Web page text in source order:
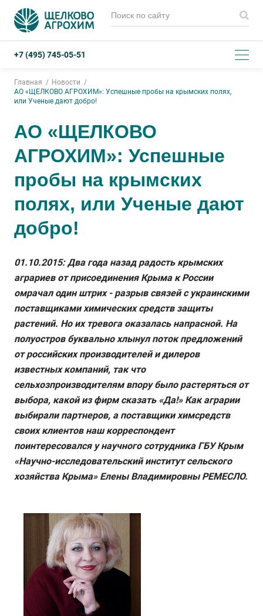
+7 (495) 745-05-51
Главная
Новости
АО «ЩЕЛКОВО АГРОХИМ»: Успешные пробы на крымских полях,
или Ученые дают добро!
АО «ЩЕЛКОВО
АГРОХИМ»: Успешные
пробы на крымских
полях, или Ученые дают
добро!
01.10.2015: Два года назад радость крымских
аграриев от присоединения Крыма к России
омрачал один штрих - разрыв связей с украинскими
поставщиками химических средств защиты
растений. Но их тревога оказалась напрасной. На
полуостров буквально хлынул поток предложений
от российских производителей и дилеров
известных компаний, так что
сельхозпроизводителям впору было растеряться от
выбора, какой из фирм сказать «Да!» Как аграрии
выбирали партнеров, а поставщики химсредств
своих клиентов наш корреспондент
поинтересовался у научного сотрудника ГБУ Крым
«Научно-исследовательский институт сельского
хозяйства Крыма» Елены Владимировны РЕМЕСЛО.